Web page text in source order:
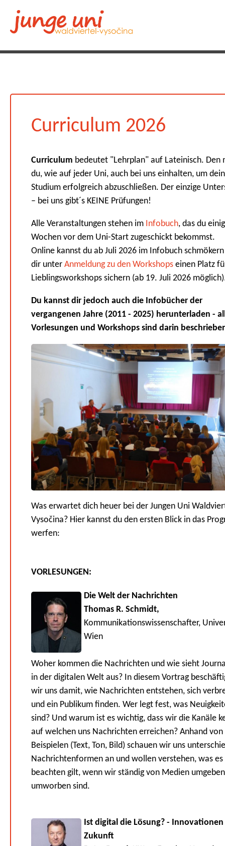
Curriculum 2026
Curriculum bedeutet "Lehrplan" auf Lateinisch. Den
du, wie auf jeder Uni, auch bei uns einhalten, um dein
Studium erfolgreich abzuschließen. Der einzige
– bei uns gibt´s KEINE Prüfungen!
Alle Veranstaltungen stehen im Infobuch, das du
Wochen vor dem Uni-Start zugeschickt bekommst.
Online kannst du ab Juli 2026 im Infobuch
dir unter Anmeldung zu den Workshops einen Platz
Lieblingsworkshops sichern (ab 19. Juli 2026
Du kannst dir jedoch auch die Infobücher der
vergangenen Jahre (2011 - 2025) herunterladen -
Vorlesungen und Workshops sind darin
Was erwartet dich heuer bei der Jungen Uni
Vysočina? Hier kannst du den ersten Blick in das
werfen:
VORLESUNGEN:
Die Welt der Nachrichten
Thomas R. Schmidt,
Kommunikationswissenschafter,
Wien
Woher kommen die Nachrichten und wie sieht
in der digitalen Welt aus? In diesem Vortrag
wir uns damit, wie Nachrichten entstehen, sich
und ein Publikum finden. Wer legt fest, was
sind? Und warum ist es wichtig, dass wir die Kanäle
auf welchen uns Nachrichten erreichen? Anhand von
Beispielen (Text, Ton, Bild) schauen wir uns
Nachrichtenformen an und wollen verstehen, was es
beachten gilt, wenn wir ständig von Medien
umworben sind.
Ist digital die Lösung? -
Zukunft